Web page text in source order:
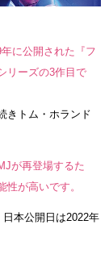
に公開された『フ
リーズの3作目で
きトム・ホランド
が再登場するた
が高いです。
本公開日は2022年